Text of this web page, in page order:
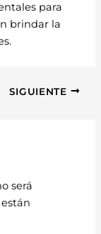
para
brindar la
SIGUIENTE
será